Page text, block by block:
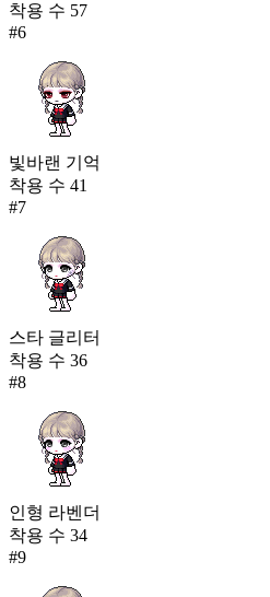
착용 수 57
#6
빛바랜 기억
착용 수 41
#7
스타 글리터
착용 수 36
#8
인형 라벤더
착용 수 34
#9